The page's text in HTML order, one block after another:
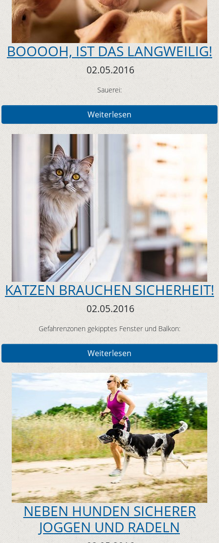
BOOOOH, IST DAS LANGWEILIG!
02.05.2016
Sauerei:
Weiterlesen
KATZEN BRAUCHEN SICHERHEIT!
02.05.2016
Gefahrenzonen gekipptes Fenster und Balkon:
Weiterlesen
NEBEN HUNDEN SICHERER
JOGGEN UND RADELN